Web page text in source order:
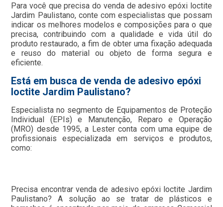
Para você que precisa do venda de adesivo epóxi loctite
Jardim Paulistano, conte com especialistas que possam
indicar os melhores modelos e composições para o que
precisa, contribuindo com a qualidade e vida útil do
produto restaurado, a fim de obter uma fixação adequada
e reuso do material ou objeto de forma segura e
eficiente.
Está em busca de venda de adesivo epóxi
loctite Jardim Paulistano?
Especialista no segmento de Equipamentos de Proteção
Individual (EPIs) e Manutenção, Reparo e Operação
(MRO) desde 1995, a Lester conta com uma equipe de
profissionais especializada em serviços e produtos,
como:
Precisa encontrar venda de adesivo epóxi loctite Jardim
Paulistano? A solução ao se tratar de plásticos e